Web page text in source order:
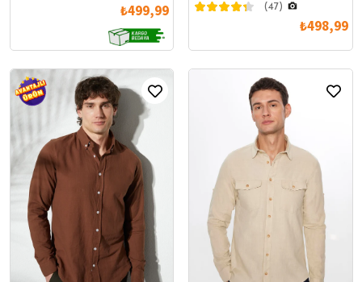
₺499,99 (47)
₺498,99